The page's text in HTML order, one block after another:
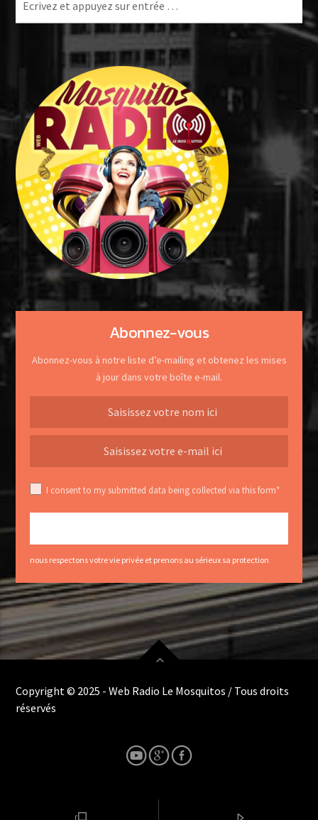
Abonnez-vous
Abonnez-vous à notre liste d’e-mailing et obtenez les mises
à jour dans votre boîte e-mail.
I consent to my submitted data being collected via this form*
nous respectons votre vie privée et prenons au sérieux sa protection
Copyright © 2025 - Web Radio Le Mosquitos / Tous droits
réservés